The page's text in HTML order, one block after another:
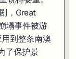
，Great
塌事件被游
到整条南澳
了保护景